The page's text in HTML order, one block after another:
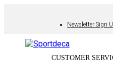
Newsletter Sign
CUSTOMER